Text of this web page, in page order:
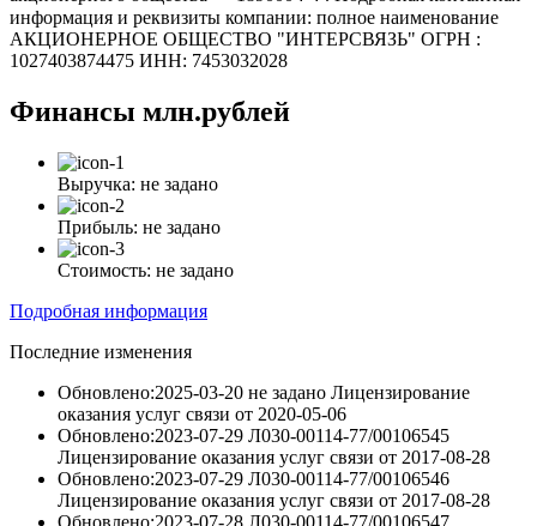
информация и реквизиты компании: полное наименование
АКЦИОНЕРНОЕ ОБЩЕСТВО "ИНТЕРСВЯЗЬ" ОГРН :
1027403874475 ИНН: 7453032028
Финансы млн.рублей
Выручка: не задано
Прибыль: не задано
Стоимость: не задано
Подробная информация
Последние изменения
Обновлено:2025-03-20 не задано Лицензирование
оказания услуг связи от 2020-05-06
Обновлено:2023-07-29 Л030-00114-77/00106545
Лицензирование оказания услуг связи от 2017-08-28
Обновлено:2023-07-29 Л030-00114-77/00106546
Лицензирование оказания услуг связи от 2017-08-28
Обновлено:2023-07-28 Л030-00114-77/00106547